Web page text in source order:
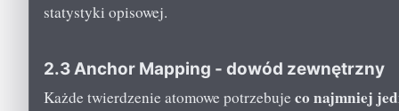
statystyki opisowej.
2.3 Anchor Mapping - dowód zewnętrzny
Każde twierdzenie atomowe potrzebuje co najmniej